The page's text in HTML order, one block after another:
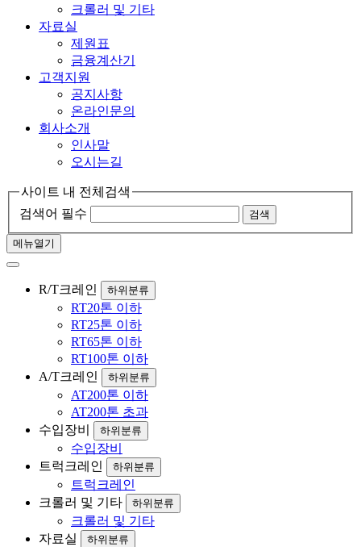
크롤러 및 기타
자료실
제원표
금융계산기
고객지원
공지사항
온라인문의
회사소개
인사말
오시는길
사이트 내 전체검색
검색어 필수
검색
메뉴열기
R/T크레인 하위분류
RT20톤 이하
RT25톤 이하
RT65톤 이하
RT100톤 이하
A/T크레인
하위분류
AT200톤 이하
AT200톤 초과
수입장비
하위분류
수입장비
트럭크레인
하위분류
트럭크레인
크롤러 및 기타
하위분류
크롤러 및 기타
자료실
하위분류